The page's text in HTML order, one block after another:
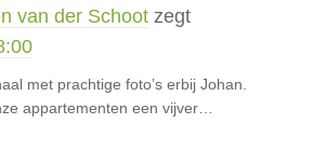
van der Schoot zegt
met prachtige foto’s erbij Johan.
appartementen een vijver…